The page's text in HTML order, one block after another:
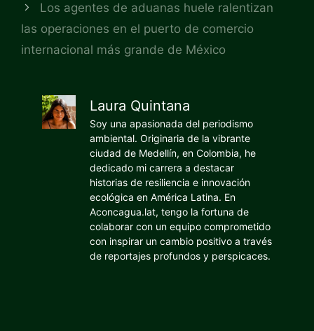
Los agentes de aduanas huele ralentizan
las operaciones en el puerto de comercio
internacional más grande de México
Laura Quintana
Soy una apasionada del periodismo
ambiental. Originaria de la vibrante
ciudad de Medellín, en Colombia, he
dedicado mi carrera a destacar
historias de resiliencia e innovación
ecológica en América Latina. En
Aconcagua.lat, tengo la fortuna de
colaborar con un equipo comprometido
con inspirar un cambio positivo a través
de reportajes profundos y perspicaces.